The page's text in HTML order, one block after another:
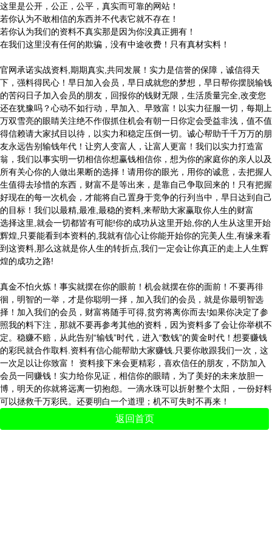
这里是公开，公正，公平，真实而可靠的网站！
若你认为不敢相信的东西并不代表它就不存在！
若你认为我们的资料不真实那是因为你没真正拥有！
在我们这里没有任何的欺骗，没有中途收费！只有真材实料！
官网承诺实战资料,期期真实,共同发展！实力是信誉的保障，诚信得天
下，强料得民心！早日加入会员，早日成就您的梦想，早日帮你摆脱输钱
的苦闷日子加入会员的朋友，回报你的钱财无限，生活质量完全,改变您
还在犹豫吗？心动不如行动，早加入、早致富！以实力征服一切，每期上
万双雪亮的眼睛关注绝不作假抓住机会有朝一日你定会受益非浅，值不值
得信赖请大家拭目以待，以实力和稳定压倒一切。诚心帮助千千万万的朋
友永远告别输钱年代！让穷人变富人，让富人更富！我们以实力打造富
翁，我们以事实明一切相信你想赢钱相信你，想为你的家庭你的亲人以及
所有关心你的人做出果断的选择！请用你的眼光，用你的诚意，去把握人
生值得去珍惜的东西，财富不是等出来，是靠自己争取回来的！只有把握
好现在的每一次机会，才能将自己置身于竞争的行列当中，早日达到自己
的目标！我们以最精,最准,最稳的资料,来帮助大家赢取你人生的财富
选择这里,就会一切都皆有可能!你的成功从这里开始,你的人生从这里开始
辉煌,只要能看到本资料的,我就有信心让你能开始你的完美人生,有缘来看
到这资料,那么这就是你人生的转折点,我们一定会让你真正的走上人生辉
煌的成功之路!
真金不怕火炼！事实就摆在你的眼前！机会就摆在你的面前！不要再徘
徊，明智的一举，才是你聪明一择，加入我们的会员，就是你最明智选
择！加入我们的会员，财富将随手可得,贫穷将离你而去!如果你决定了参
照我的料下注，那就不要再参考其他的资料，因为资料多了会让你举棋不
定。稳赚不赔，从此告别“输钱”时代，进入“数钱”的黄金时代！想要赚钱
的彩民就合作取料.资料有信心能帮助大家赚钱.只要你敢跟我们一次，这
一次足以让你致富！ 资料接下来会更精彩，喜欢信任的朋友，不防加入
会员一同赚钱！实力给你见证，相信你的眼睛，为了美好的未来放胆一
博，明天的你就将远离一切抱怨。一滴水珠可以折射整个太阳，一份好料
可以拯救千万彩民。还要明白一个道理；机不可失时不再来！
返回首页